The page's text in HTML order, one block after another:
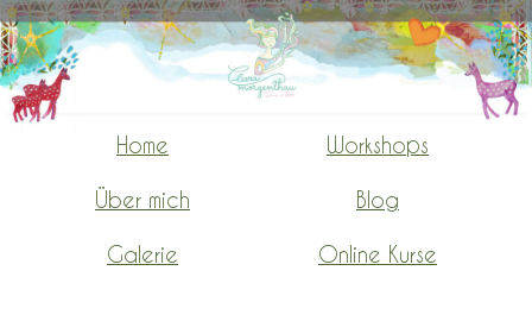
Home Workshops
Über mich Blog
Galerie Online Kurse